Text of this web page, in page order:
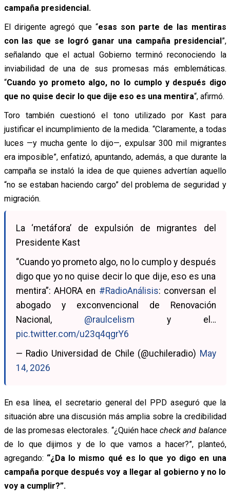
campaña presidencial.
El dirigente agregó que “esas son parte de las mentiras
con las que se logró ganar una campaña presidencial”,
señalando que el actual Gobierno terminó reconociendo la
inviabilidad de una de sus promesas más emblemáticas.
“Cuando yo prometo algo, no lo cumplo y después digo
que no quise decir lo que dije eso es una mentira“, afirmó.
Toro también cuestionó el tono utilizado por Kast para
justificar el incumplimiento de la medida. “Claramente, a todas
luces —y mucha gente lo dijo—, expulsar 300 mil migrantes
era imposible”, enfatizó, apuntando, además, a que durante la
campaña se instaló la idea de que quienes advertían aquello
“no se estaban haciendo cargo” del problema de seguridad y
migración.
La ‘metáfora’ de expulsión de migrantes del
Presidente Kast
“Cuando yo prometo algo, no lo cumplo y después
digo que yo no quise decir lo que dije, eso es una
mentira”: AHORA en #RadioAnálisis: conversan el
abogado y exconvencional de Renovación
Nacional, @raulcelism y el…
pic.twitter.com/u23q4qgrY6
— Radio Universidad de Chile (@uchileradio) May
14, 2026
En esa línea, el secretario general del PPD aseguró que la
situación abre una discusión más amplia sobre la credibilidad
de las promesas electorales. “¿Quién hace check and balance
de lo que dijimos y de lo que vamos a hacer?”, planteó,
agregando: “¿Da lo mismo qué es lo que yo digo en una
campaña porque después voy a llegar al gobierno y no lo
voy a cumplir?”.